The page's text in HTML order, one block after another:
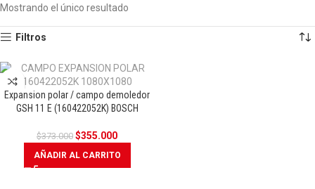
Mostrando el único resultado
Filtros
OFERTA
Expansion polar / campo demoledor
GSH 11 E (160422052K) BOSCH
$373.000 $355.000
AÑADIR AL CARRITO